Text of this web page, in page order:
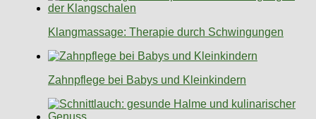
Klangmassage: Therapie durch Schwingungen
Zahnpflege bei Babys und Kleinkindern